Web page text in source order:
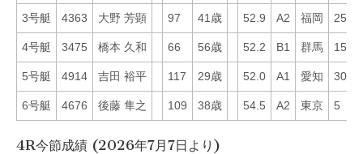
3号艇 4363 大野 芳顕 97 41歳 52.9 A2 福岡 25
4号艇 3475 橋本 久和 66 56歳 52.2 B1 群馬 15
5号艇 4914 吉田 裕平 117 29歳 52.0 A1 愛知 30
6号艇 4676 後藤 隼之 109 38歳 54.5 A2 東京 5
4R今節成績 (2026年7月7日より)